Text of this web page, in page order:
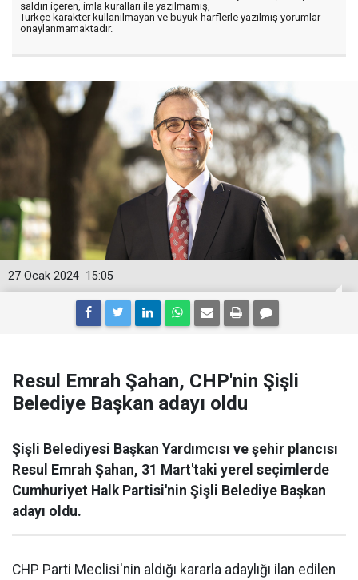
saldırı içeren, imla kuralları ile yazılmamış,
Türkçe karakter kullanılmayan ve büyük harflerle yazılmış yorumlar
onaylanmamaktadır.
15:05
27 Ocak 2024
Resul Emrah Şahan, CHP'nin Şişli
Belediye Başkan adayı oldu
Şişli Belediyesi Başkan Yardımcısı ve şehir plancısı
Resul Emrah Şahan, 31 Mart'taki yerel seçimlerde
Cumhuriyet Halk Partisi'nin Şişli Belediye Başkan
adayı oldu.
CHP Parti Meclisi'nin aldığı kararla adaylığı ilan edilen